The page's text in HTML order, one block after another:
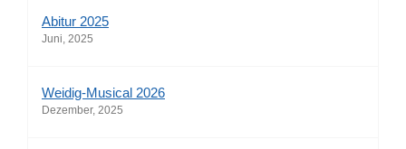
Abitur 2025
Juni, 2025
Weidig-Musical 2026
Dezember, 2025